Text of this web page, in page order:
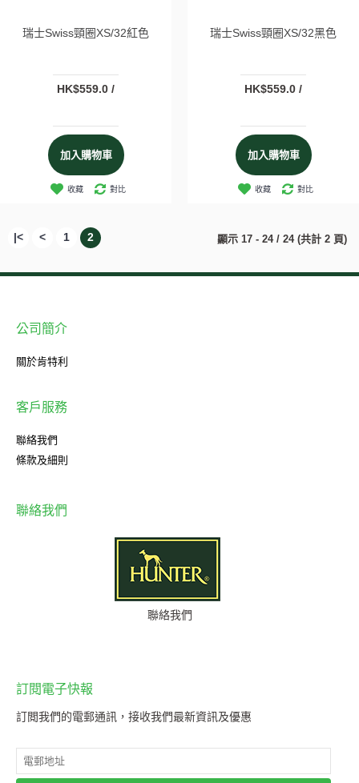
瑞士Swiss頸圈XS/32紅色
HK$559.0 /
加入購物車
收藏 對比
瑞士Swiss頸圈XS/32黑色
HK$559.0 /
加入購物車
收藏 對比
|< < 1 2 顯示 17 - 24 / 24 (共計 2 頁)
公司簡介
關於肯特利
客戶服務
聯絡我們
條款及細則
聯絡我們
聯絡我們
訂閱電子快報
訂閲我們的電郵通訊，接收我們最新資訊及優惠